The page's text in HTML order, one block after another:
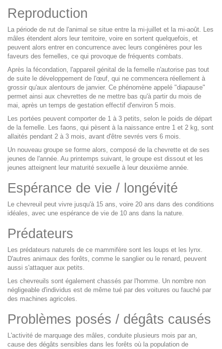
Reproduction
La période de rut de l'animal se situe entre la mi-juillet et la mi-août. Les
mâles étendent alors leur territoire, voire en sortent quelquefois, et
peuvent alors entrer en concurrence avec leurs congénères pour les
faveurs des femelles, ce qui provoque de fréquents combats.
Après la fécondation, l'appareil génital de la femelle n'autorise pas tout
de suite le développement de l'œuf, qui ne commencera réellement à
grossir qu'aux alentours de janvier. Ce phénomène appelé "diapause"
permet ainsi aux chevrettes de ne mettre bas qu'à partir du mois de
mai, après un temps de gestation effectif d'environ 5 mois.
Les portées peuvent comporter de 1 à 3 petits, selon le poids de départ
de la femelle. Les faons, qui pèsent à la naissance entre 1 et 2 kg, sont
allaités pendant 2 à 3 mois, avant d'être sevrés vers 6 mois.
Un nouveau groupe se forme alors, composé de la chevrette et de ses
jeunes de l'année. Au printemps suivant, le groupe est dissout et les
jeunes atteignent leur maturité sexuelle à leur deuxième année.
Espérance de vie / longévité
Le chevreuil peut vivre jusqu'à 15 ans, voire 20 ans dans des conditions
idéales, avec une espérance de vie de 10 ans dans la nature.
Prédateurs
Les prédateurs naturels de ce mammifère sont les loups et les lynx.
D'autres animaux des forêts, comme le sanglier ou le renard, peuvent
aussi s'attaquer aux petits.
Les chevreuils sont également chassés par l'homme. Un nombre non
négligeable d'individus est de même tué par des voitures ou fauché par
des machines agricoles.
Problèmes posés / dégâts causés
L'activité de marquage des mâles, conduite plusieurs mois par an,
cause des dégâts sensibles dans les forêts où la population de